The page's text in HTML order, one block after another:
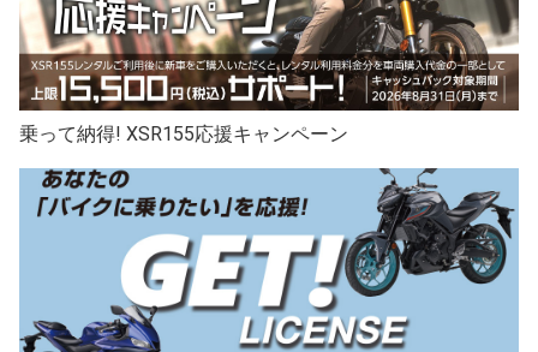
乗って納得! XSR155応援キャンペーン